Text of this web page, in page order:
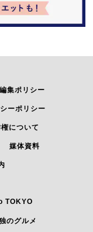
編集ポリシー
ーポリシー
について
媒体資料
TOKYO
のグルメ